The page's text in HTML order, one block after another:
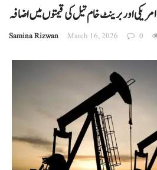
امریکی اور برینٹ خام تیل کی قیمتوں میں اضافہ
Samina Rizwan March 16, 2026 0